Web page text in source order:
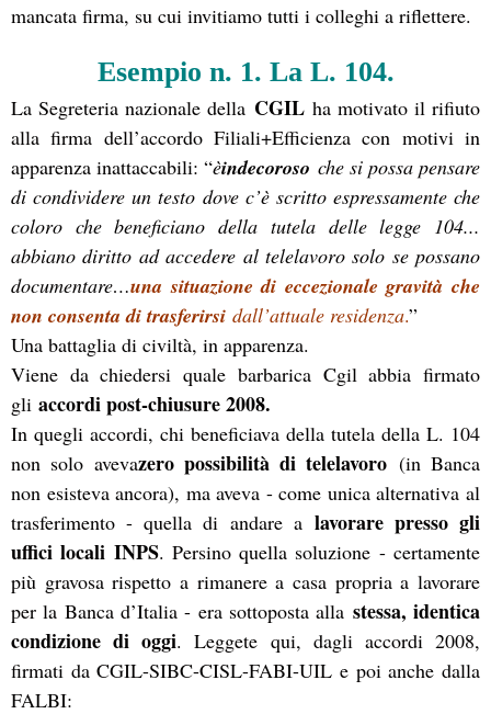
mancata firma, su cui invitiamo tutti i colleghi a riflettere.
Esempio n. 1. La L. 104.
La Segreteria nazionale della CGIL ha motivato il rifiuto
alla firma dell’accordo Filiali+Efficienza con motivi in
apparenza inattaccabili: “èindecoroso che si possa pensare
di condividere un testo dove c’è scritto espressamente che
coloro che beneficiano della tutela delle legge 104...
abbiano diritto ad accedere al telelavoro solo se possano
documentare…una situazione di eccezionale gravità che
non consenta di trasferirsi dall’attuale residenza.”
Una battaglia di civiltà, in apparenza.
Viene da chiedersi quale barbarica Cgil abbia firmato
gli accordi post-chiusure 2008.
In quegli accordi, chi beneficiava della tutela della L. 104
non solo avevazero possibilità di telelavoro (in Banca
non esisteva ancora), ma aveva - come unica alternativa al
trasferimento - quella di andare a lavorare presso gli
uffici locali INPS. Persino quella soluzione - certamente
più gravosa rispetto a rimanere a casa propria a lavorare
per la Banca d’Italia - era sottoposta alla stessa, identica
condizione di oggi. Leggete qui, dagli accordi 2008,
firmati da CGIL-SIBC-CISL-FABI-UIL e poi anche dalla
FALBI: